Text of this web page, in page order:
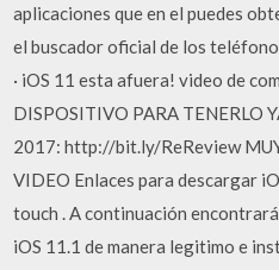
aplicaciones que en el puedes
el buscador oficial de los
· iOS 11 esta afuera! video de
DISPOSITIVO PARA TENERLO
2017: http://bit.ly/ReReview
VIDEO Enlaces para descargar
touch . A continuación
iOS 11.1 de manera legitimo e